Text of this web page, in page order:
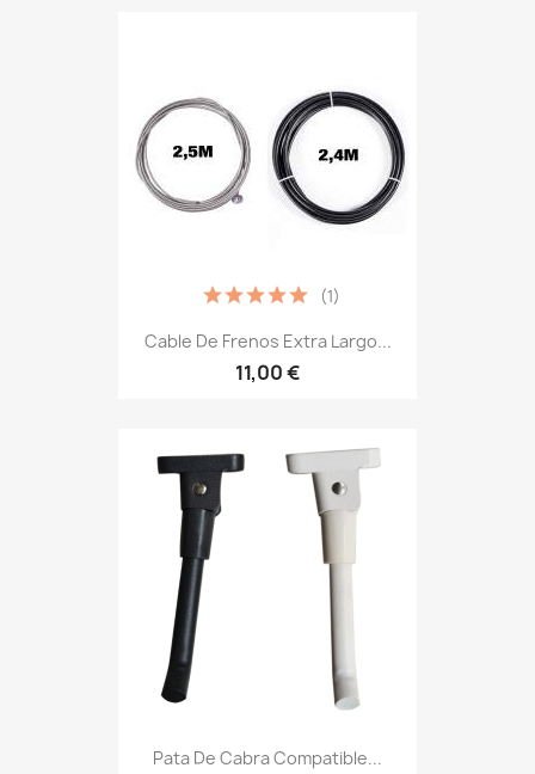
Cable De Frenos Extra Largo...
11,00 €
(1)
Pata De Cabra Compatible...